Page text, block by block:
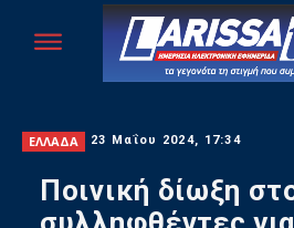
ΕΛΛΑΔΑ 23 Μαΐου 2024, 17:34
Ποινική δίωξη